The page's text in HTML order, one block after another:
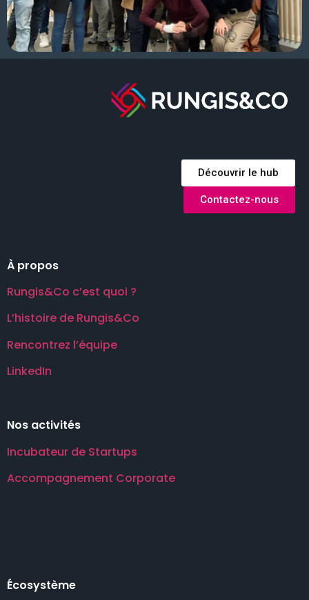
Découvrir le hub
Contactez-nous
À propos
Rungis&Co c’est quoi ?
L’histoire de Rungis&Co
Rencontrez l’équipe
LinkedIn
Nos activités
Incubateur de Startups
Accompagnement Corporate
Écosystème